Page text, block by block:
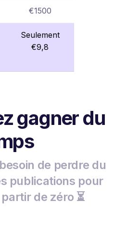
€1500
Seulement
€9,8
gagner du
de perdre du
publications pour
de zéro ⏳